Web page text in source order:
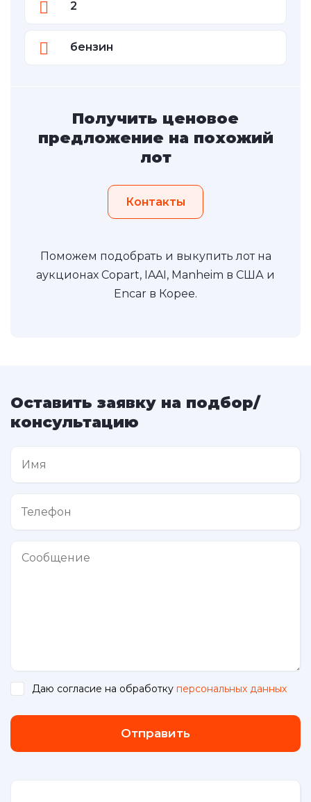
2
бензин
Получить ценовое
предложение на похожий
лот
Контакты
Поможем подобрать и выкупить лот на
аукционах Copart, IAAI, Manheim в США и
Encar в Корее.
Оставить заявку на подбор/
консультацию
Даю согласие на обработку персональных данных
Отправить